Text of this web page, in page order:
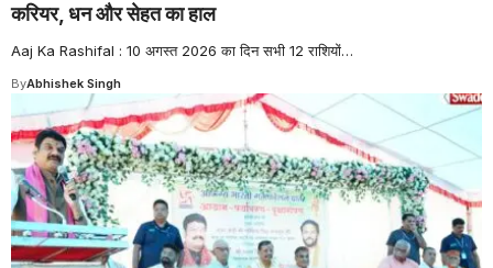
करियर, धन और सेहत का हाल
Aaj Ka Rashifal : 10 अगस्त 2026 का दिन सभी 12 राशियों…
ByAbhishek Singh